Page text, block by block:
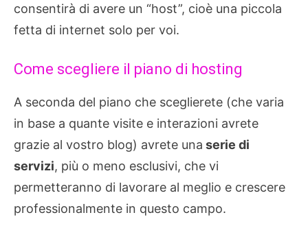
consentirà di avere un “host”, cioè una piccola
fetta di internet solo per voi.
Come scegliere il piano di hosting
A seconda del piano che sceglierete (che varia
in base a quante visite e interazioni avrete
grazie al vostro blog) avrete una serie di
servizi, più o meno esclusivi, che vi
permetteranno di lavorare al meglio e crescere
professionalmente in questo campo.